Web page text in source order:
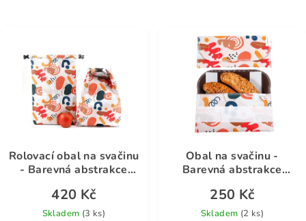
Rolovací obal na svačinu
- Barevná abstrakce
420 Kč
Skladem (3 ks)
Obal na svačinu -
Barevná abstrakce
250 Kč
Skladem (2 ks)